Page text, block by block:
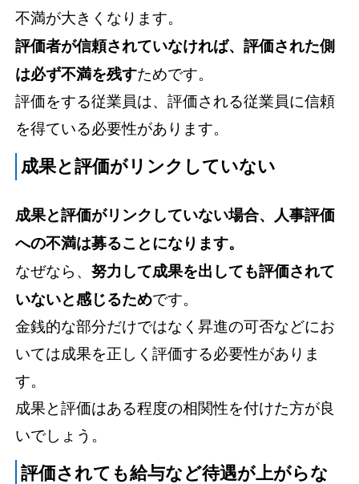
不満が大きくなります。
評価者が信頼されていなければ、評価された側
は必ず不満を残すためです。
評価をする従業員は、評価される従業員に信頼
を得ている必要性があります。
成果と評価がリンクしていない
成果と評価がリンクしていない場合、人事評価
への不満は募ることになります。
なぜなら、努力して成果を出しても評価されて
いないと感じるためです。
金銭的な部分だけではなく昇進の可否などにお
いては成果を正しく評価する必要性がありま
す。
成果と評価はある程度の相関性を付けた方が良
いでしょう。
評価されても給与など待遇が上がらな